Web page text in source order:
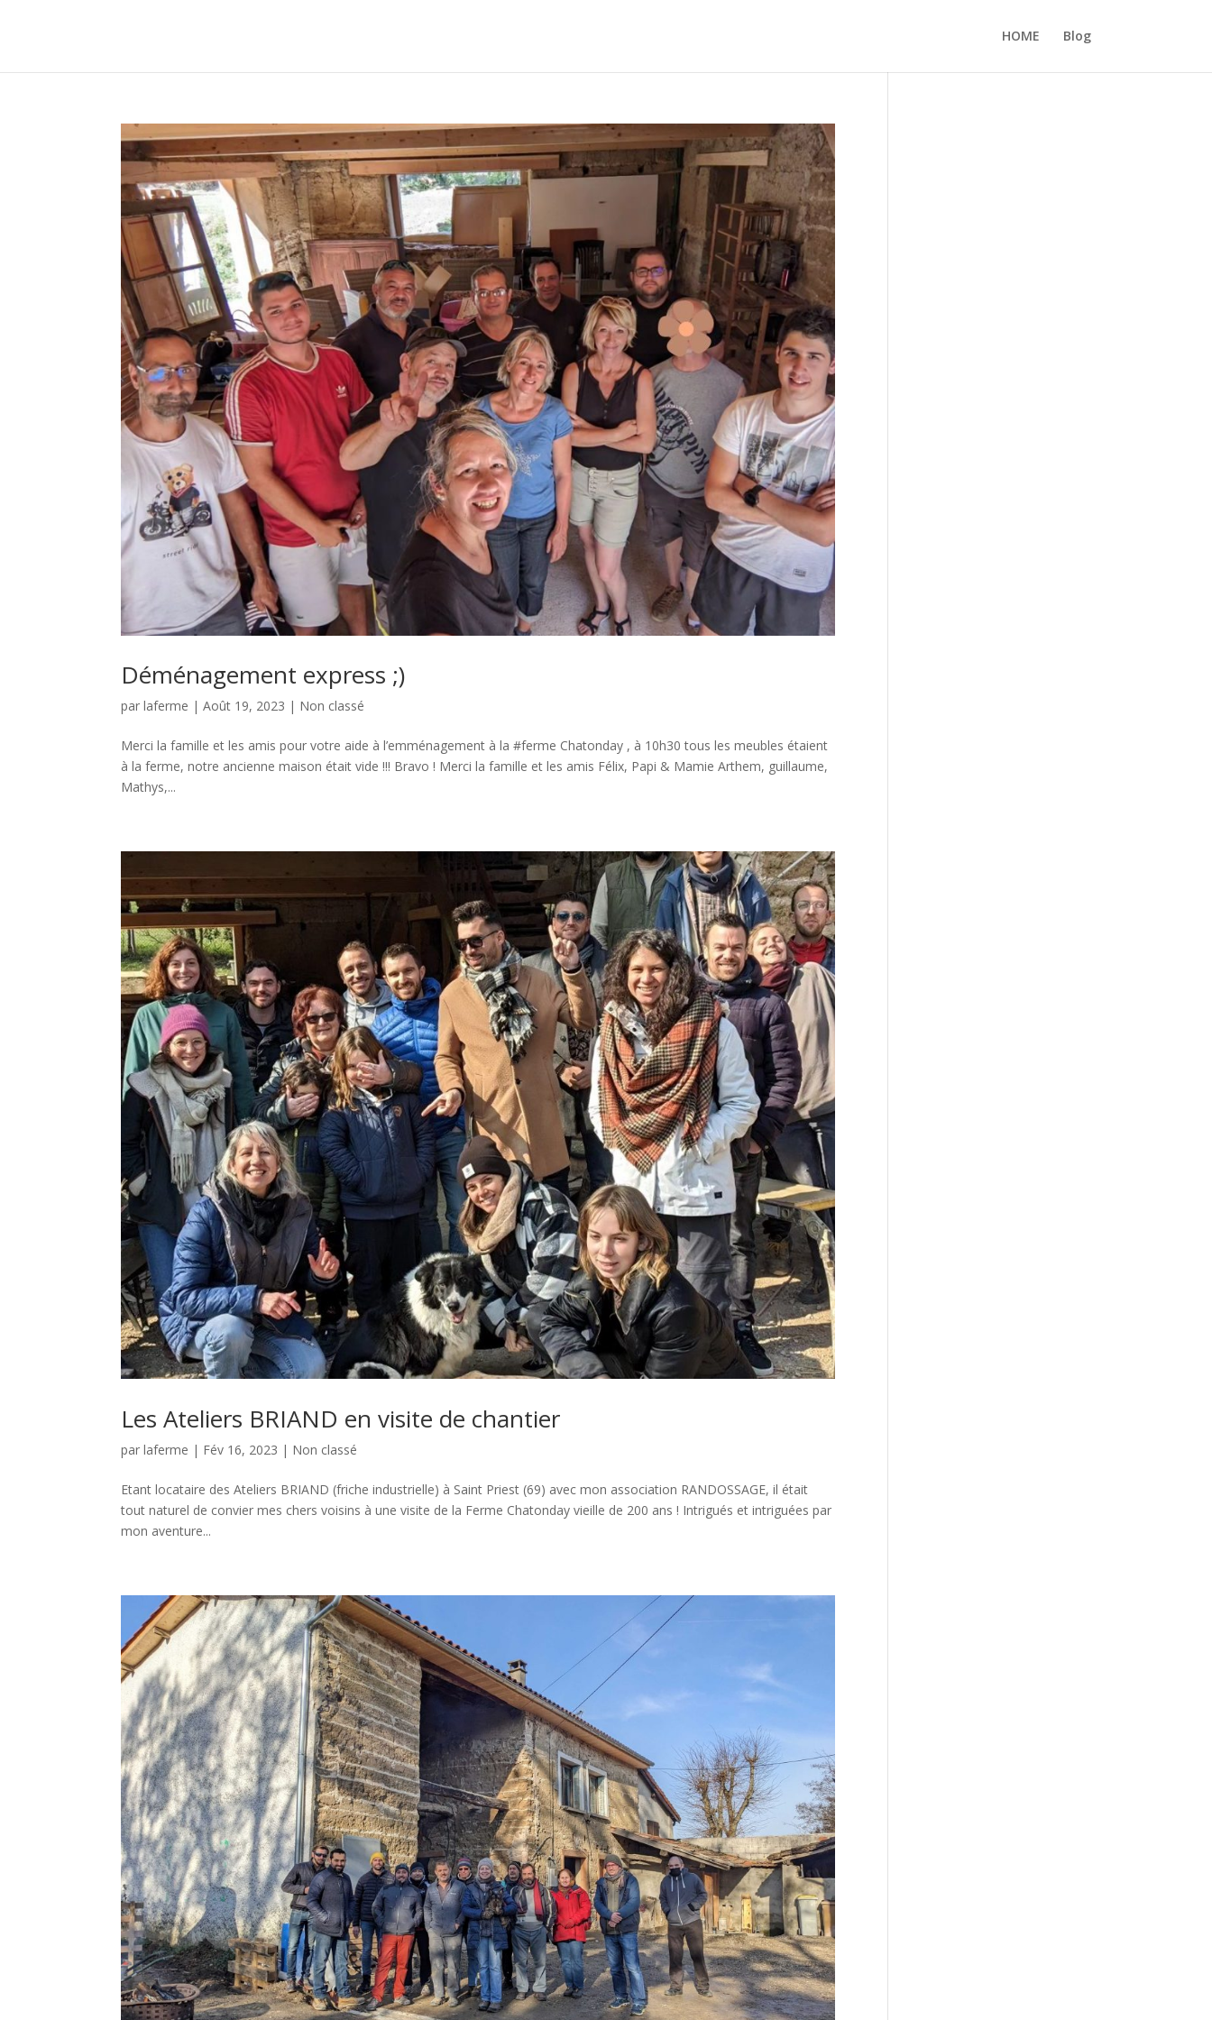
HOME Blog
Déménagement express ;)
parlaferme |Août 19, 2023 | Non classé
Merci la famille et les amis pour votre aide à l’emménagement à la #ferme Chatonday , à 10h30 tous les meubles étaient
à la ferme, notre ancienne maison était vide !!! Bravo ! Merci la famille et les amis Félix, Papi & Mamie Arthem, guillaume,
Mathys,...
Les Ateliers BRIAND en visite de chantier
parlaferme | Fév 16, 2023 | Non classé
Etant locataire des Ateliers BRIAND (friche industrielle) à Saint Priest (69) avec mon association RANDOSSAGE, il était
tout naturel de convier mes chers voisins à une visite de la Ferme Chatonday vieille de 200 ans ! Intrigués et intriguées par
mon aventure...